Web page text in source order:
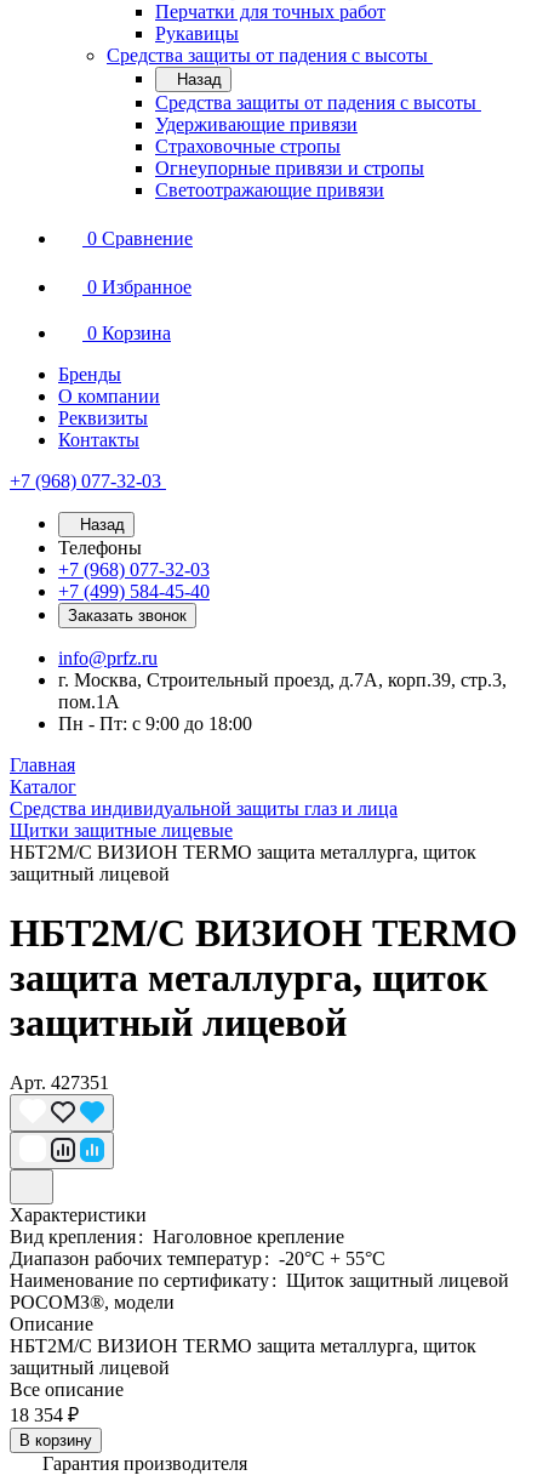
Перчатки для точных работ
Рукавицы
Средства защиты от падения с высоты
Назад
Средства защиты от падения с высоты
Удерживающие привязи
Страховочные стропы
Огнеупорные привязи и стропы
Светоотражающие привязи
0 Сравнение
0 Избранное
0 Корзина
Бренды
О компании
Реквизиты
Контакты
+7 (968) 077-32-03
Назад
Телефоны
+7 (968) 077-32-03
+7 (499) 584-45-40
Заказать звонок
info@prfz.ru
г. Москва, Строительный проезд, д.7А, корп.39, стр.3,
пом.1А
Пн - Пт: с 9:00 до 18:00
Главная
Каталог
Средства индивидуальной защиты глаз и лица
Щитки защитные лицевые
НБТ2М/С ВИЗИОН TERMO защита металлурга, щиток
защитный лицевой
НБТ2М/С ВИЗИОН TERMO
защита металлурга, щиток
защитный лицевой
Арт. 427351
Характеристики
Вид крепления: Наголовное крепление
Диапазон рабочих температур: -20°C + 55°C
Наименование по сертификату: Щиток защитный лицевой
РОСОМЗ®, модели
Описание
НБТ2М/С ВИЗИОН TERMO защита металлурга, щиток
защитный лицевой
Все описание
18 354 ₽
В корзину
Гарантия производителя